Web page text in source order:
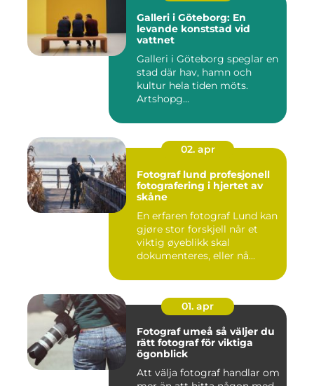
Galleri i Göteborg: En
levande konststad vid
vattnet
Galleri i Göteborg speglar en
stad där hav, hamn och
kultur hela tiden möts.
Artshopg...
02. apr
Fotograf lund profesjonell
fotografering i hjertet av
skåne
En erfaren fotograf Lund kan
gjøre stor forskjell når et
viktig øyeblikk skal
dokumenteres, eller nå...
01. apr
Fotograf umeå så väljer du
rätt fotograf för viktiga
ögonblick
Att välja fotograf handlar om